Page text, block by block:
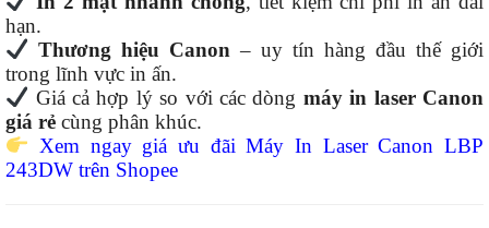
hạn.
Thương hiệu Canon – uy tín hàng đầu thế giới
trong lĩnh vực in ấn.
Giá cả hợp lý so với các dòng máy in laser Canon
giá rẻ cùng phân khúc.
Xem ngay giá ưu đãi Máy In Laser Canon LBP
243DW trên Shopee